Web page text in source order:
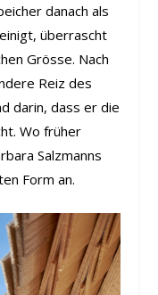
danach als
überrascht
Grösse. Nach
Reiz des
darin, dass er die
Wo früher
Salzmanns
Form an.